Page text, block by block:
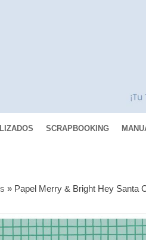
SCRAPBOOKING
» Papel Merry & Bright Hey Santa